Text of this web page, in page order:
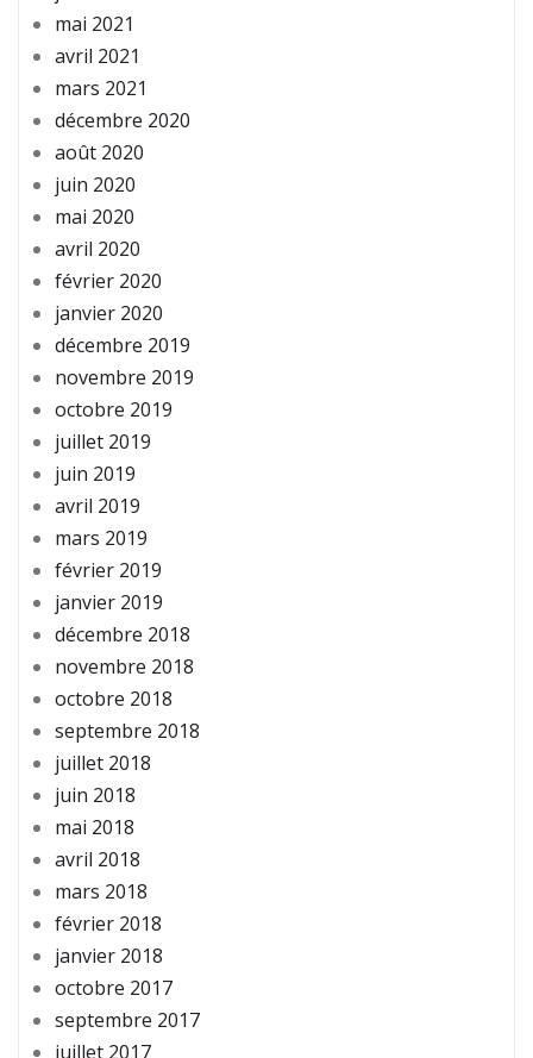
mai 2021
avril 2021
mars 2021
décembre 2020
août 2020
juin 2020
mai 2020
avril 2020
février 2020
janvier 2020
décembre 2019
novembre 2019
octobre 2019
juillet 2019
juin 2019
avril 2019
mars 2019
février 2019
janvier 2019
décembre 2018
novembre 2018
octobre 2018
septembre 2018
juillet 2018
juin 2018
mai 2018
avril 2018
mars 2018
février 2018
janvier 2018
octobre 2017
septembre 2017
juillet 2017